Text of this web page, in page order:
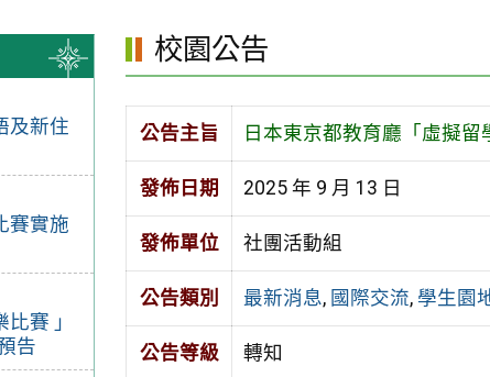
及新住
賽實施
賽 」
告
校園公告
公告主旨 日本東京都教育廳「虛擬留
發佈日期 2025 年 9 月 13 日
發佈單位 社團活動組
公告類別 最新消息, 國際交流, 學生園
公告等級 轉知